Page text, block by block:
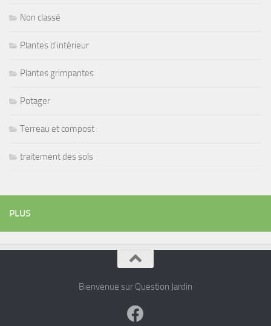
Non classé
Plantes d'intérieur
Plantes grimpantes
Potager
Terreau et compost
traitement des sols
PLUS
Bienvenue sur Question Jardin